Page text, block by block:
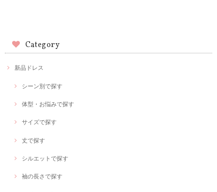
Category
新品ドレス
シーン別で探す
体型・お悩みで探す
サイズで探す
丈で探す
シルエットで探す
袖の長さで探す